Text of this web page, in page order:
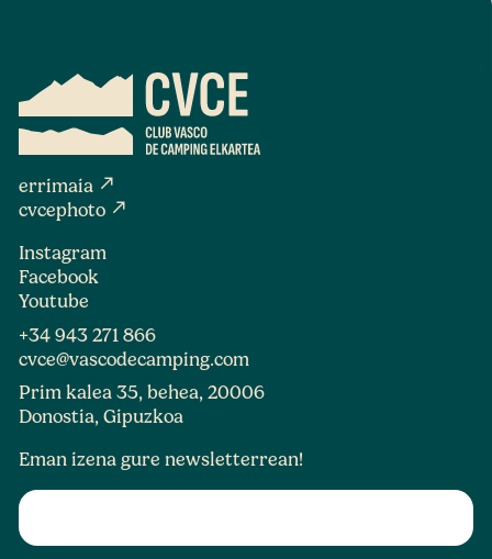
errimaia north_east
cvcephoto north_east
Instagram
Facebook
Youtube
+34 943 271 866
cvce@vascodecamping.com
Prim kalea 35, behea, 20006
Donostia, Gipuzkoa
Eman izena gure newsletterrean!